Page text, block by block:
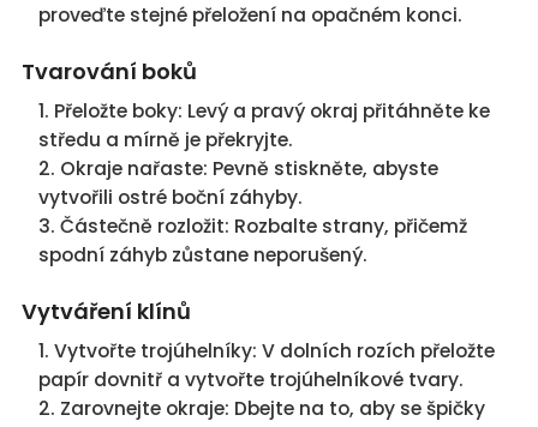
proveďte stejné přeložení na opačném konci.
Tvarování boků
Přeložte boky: Levý a pravý okraj přitáhněte ke
středu a mírně je překryjte.
Okraje nařaste: Pevně stiskněte, abyste
vytvořili ostré boční záhyby.
Částečně rozložit: Rozbalte strany, přičemž
spodní záhyb zůstane neporušený.
Vytváření klínů
Vytvořte trojúhelníky: V dolních rozích přeložte
papír dovnitř a vytvořte trojúhelníkové tvary.
Zarovnejte okraje: Dbejte na to, aby se špičky